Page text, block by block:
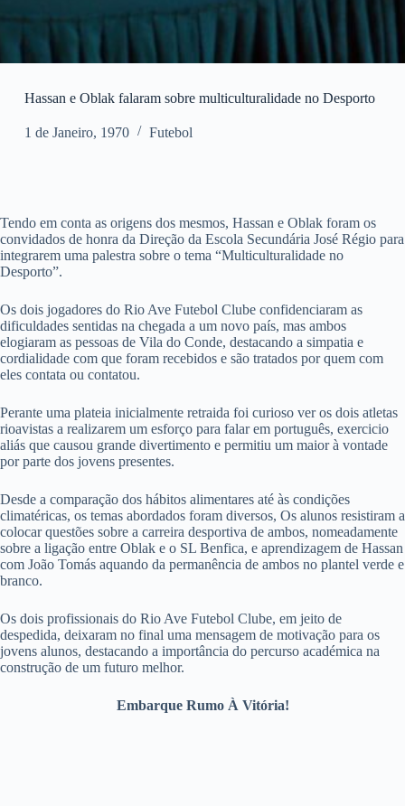
Hassan e Oblak falaram sobre multiculturalidade no Desporto
1 de Janeiro, 1970 Futebol
Tendo em conta as origens dos mesmos, Hassan e Oblak foram os
convidados de honra da Direção da Escola Secundária José Régio para
integrarem uma palestra sobre o tema “Multiculturalidade no
Desporto”.
Os dois jogadores do Rio Ave Futebol Clube confidenciaram as
dificuldades sentidas na chegada a um novo país, mas ambos
elogiaram as pessoas de Vila do Conde, destacando a simpatia e
cordialidade com que foram recebidos e são tratados por quem com
eles contata ou contatou.
Perante uma plateia inicialmente retraida foi curioso ver os dois atletas
rioavistas a realizarem um esforço para falar em português, exercicio
aliás que causou grande divertimento e permitiu um maior à vontade
por parte dos jovens presentes.
Desde a comparação dos hábitos alimentares até às condições
climatéricas, os temas abordados foram diversos, Os alunos resistiram a
colocar questões sobre a carreira desportiva de ambos, nomeadamente
sobre a ligação entre Oblak e o SL Benfica, e aprendizagem de Hassan
com João Tomás aquando da permanência de ambos no plantel verde e
branco.
Os dois profissionais do Rio Ave Futebol Clube, em jeito de
despedida, deixaram no final uma mensagem de motivação para os
jovens alunos, destacando a importância do percurso académica na
construção de um futuro melhor.
Embarque Rumo À Vitória!